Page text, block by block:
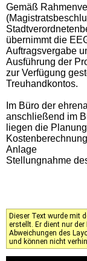
Gemäß
übernimmt die
Auftragsvergabe
Ausführung der
zur Verfügung
Treuhandkontos.
Im Büro der
anschließend im
liegen die
Anlage
Stellungnahme
Dieser Text wurde mit
erstellt. Er dient nur
Abweichungen des
und können nicht